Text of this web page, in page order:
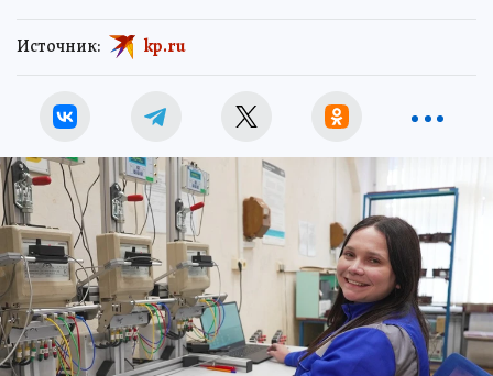
Источник: kp.ru